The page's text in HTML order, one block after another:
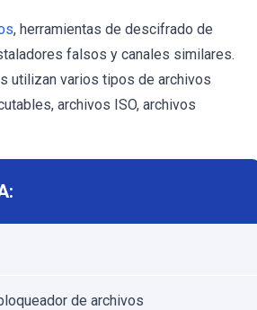
, herramientas de descifrado de
falsos y canales similares.
utilizan varios tipos de archivos
archivos ISO, archivos
de archivos